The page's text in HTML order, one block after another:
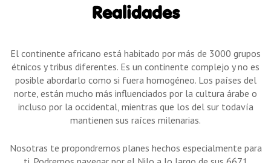
Realidades
El continente africano está habitado por más de 3000 grupos
étnicos y tribus diferentes. Es un continente complejo y no es
posible abordarlo como si fuera homogéneo. Los países del
norte, están mucho más influenciados por la cultura árabe o
incluso por la occidental, mientras que los del sur todavía
mantienen sus raíces milenarias.
Nosotras te propondremos planes hechos especialmente para